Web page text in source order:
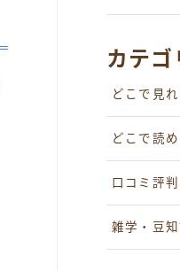
カテゴ
どこで見
どこで読め
口コミ評判
雑学・豆知